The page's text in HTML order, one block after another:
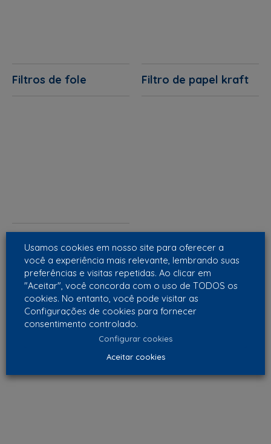
Filtros de fole Filtro de papel kraft
Usamos cookies em nosso site para oferecer a
você a experiência mais relevante, lembrando suas
preferências e visitas repetidas. Ao clicar em
"Aceitar", você concorda com o uso de TODOS os
cookies. No entanto, você pode visitar as
Configurações de cookies para fornecer
consentimento controlado.
Configurar cookies
Aceitar cookies